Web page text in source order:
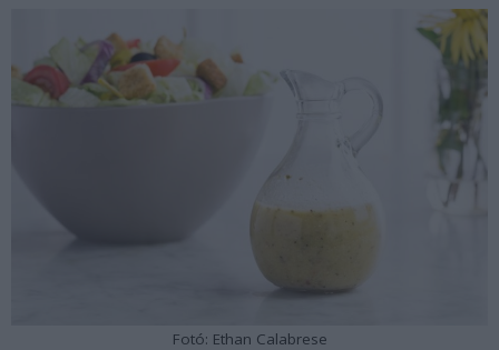
Fotó: Ethan Calabrese